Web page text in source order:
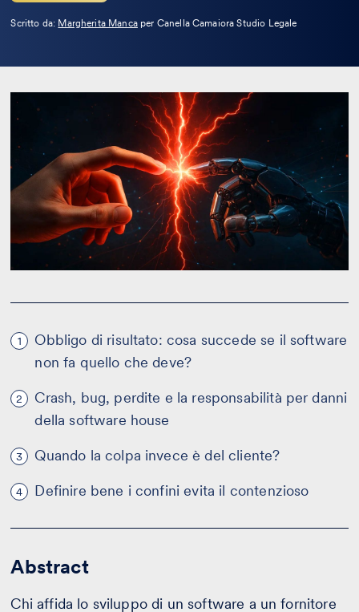
Scritto da: Margherita MancaLeggi
per Canella Camaiora Studio Legale
1
Obbligo di risultato: cosa succede se il software
non fa quello che deve?
2
Crash, bug, perdite e la responsabilità per danni
della software house
3 Quando la colpa invece è del cliente?
4 Definire bene i confini evita il contenzioso
Abstract
Chi affida lo sviluppo di un software a un fornitore